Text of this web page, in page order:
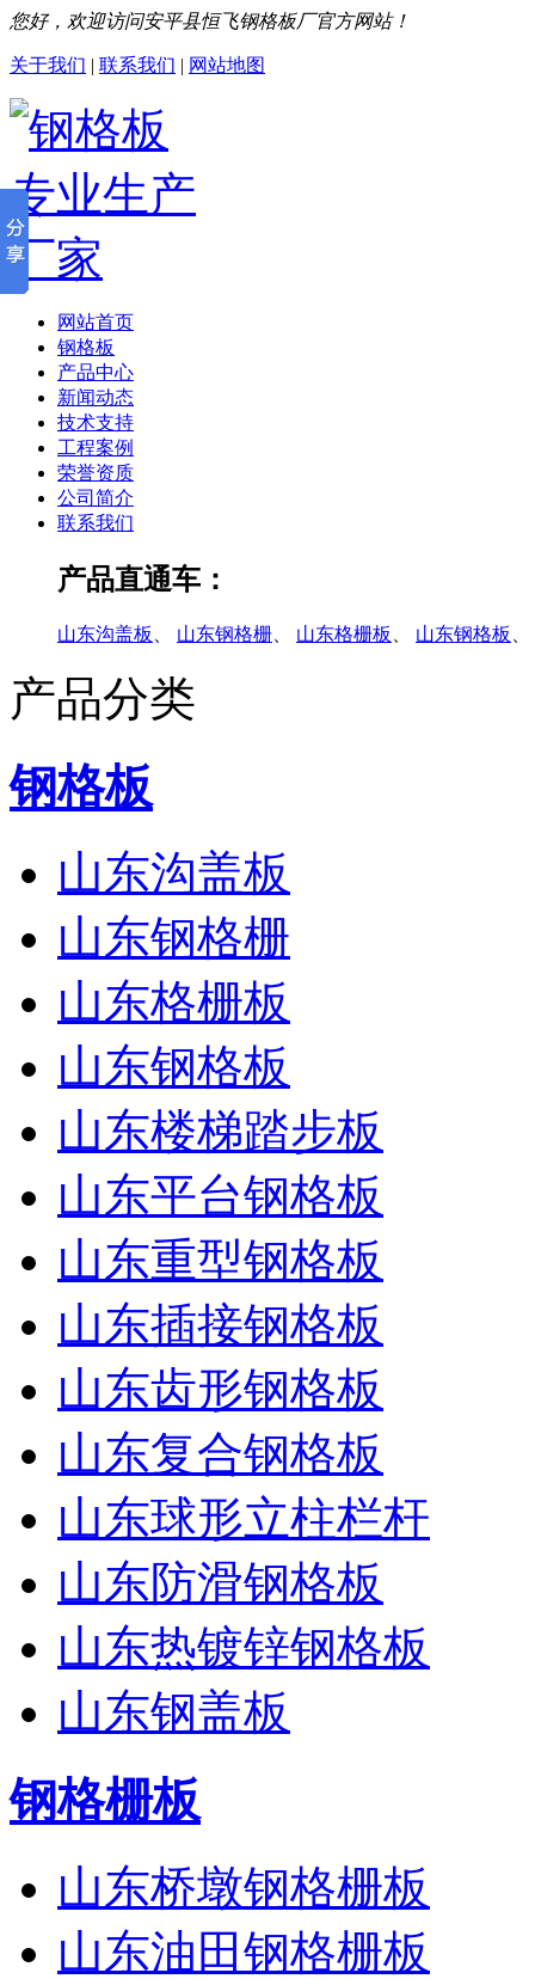
您好，欢迎访问安平县恒飞钢格板厂官方网站！
关于我们 | 联系我们 | 网站地图
网站首页
钢格板
产品中心
新闻动态
技术支持
工程案例
荣誉资质
公司简介
联系我们
产品直通车：
山东沟盖板 山东钢格栅 山东格栅板 山东钢格板
产品分类
钢格板
山东沟盖板
山东钢格栅
山东格栅板
山东钢格板
山东楼梯踏步板
山东平台钢格板
山东重型钢格板
山东插接钢格板
山东齿形钢格板
山东复合钢格板
山东球形立柱栏杆
山东防滑钢格板
山东热镀锌钢格板
山东钢盖板
钢格栅板
山东桥墩钢格栅板
山东油田钢格栅板